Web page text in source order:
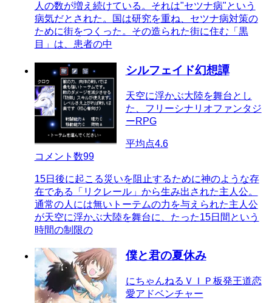
人の数が増え続けている。それは"セツナ病"という
病気だとされた。国は研究を重ね、セツナ病対策の
ために街をつくった。その造られた街に住む「黒
目」は、患者の中
シルフェイド幻想譚
天空に浮かぶ大陸を舞台とし
た、フリーシナリオファンタジ
ーRPG
平均点4.6
コメント数99
15日後に起こる災いを阻止するために神のような存
在である「リクレール」から生み出された主人公。
通常の人には無いトーテムの力を与えられた主人公
が天空に浮かぶ大陸を舞台に、たった15日間という
時間の制限の
僕と君の夏休み
にちゃんねるＶＩＰ板発王道恋
愛アドベンチャー